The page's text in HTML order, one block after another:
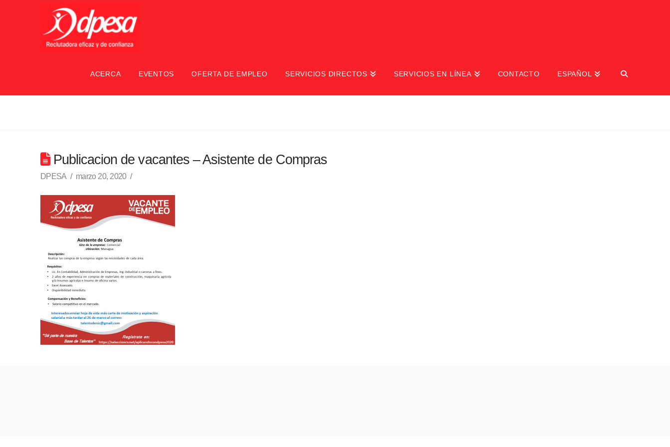
ACERCA EVENTOS OFERTA DE EMPLEO SERVICIOS DIRECTOS SERVICIOS EN LÍNEA CONTACTO ESPAÑOL
Publicacion de vacantes – Asistente de Compras
DPESA marzo 20, 2020